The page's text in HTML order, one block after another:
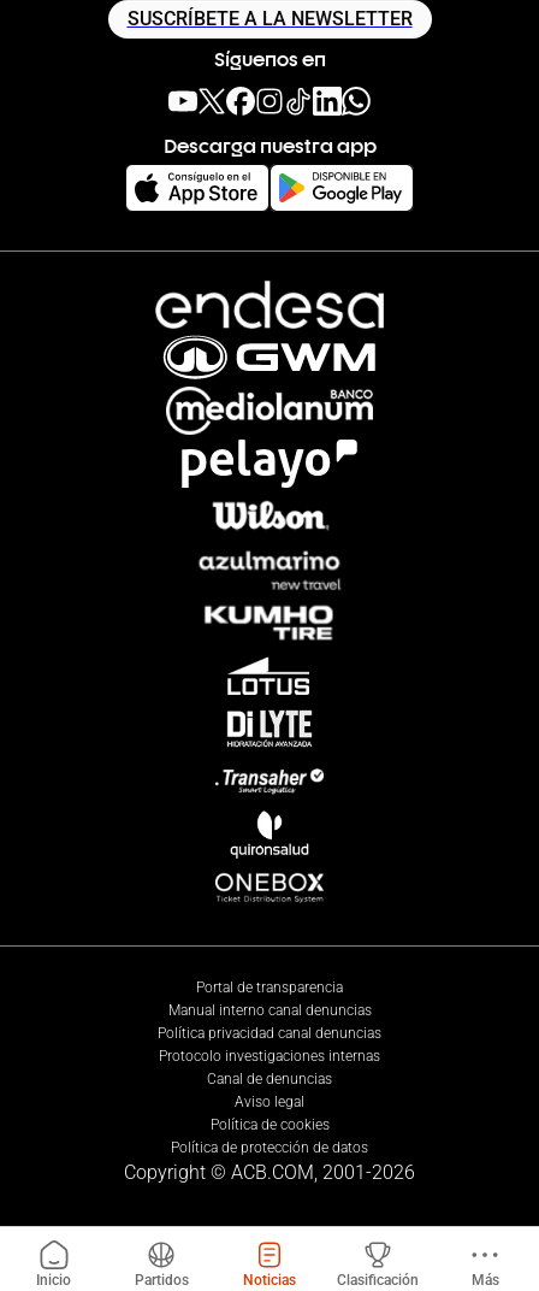
SUSCRÍBETE A LA NEWSLETTER
Síguenos en
Descarga nuestra app
Portal de transparencia
Manual interno canal denuncias
Política privacidad canal denuncias
Protocolo investigaciones internas
Canal de denuncias
Aviso legal
Política de cookies
Política de protección de datos
Copyright © ACB.COM, 2001-2026
Inicio Partidos Noticias Clasificación Más